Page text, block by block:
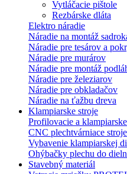
Vytláčacie pištole
Rezbárske dláta
Elektro náradie
Náradie na montáž
Náradie pre tesárov a
Náradie pre murárov
Náradie pre montáž
Náradie pre železiarov
Náradie pre obkladačov
Náradie na ťažbu dreva
Klampiarske stroje
Profilovacie a
CNC plechtvárniace stroje
Vybavenie klampiarskej
Ohýbačky plechu do
Stavebný materiál